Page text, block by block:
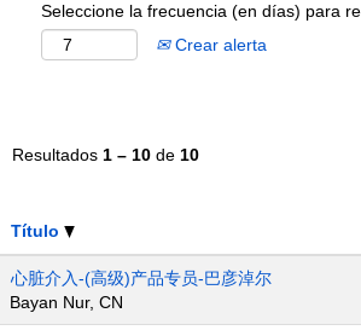
Seleccione la frecuencia (en días) para
Crear alerta
Resultados 1 – 10 de 10
Título
心脏介入-(高级)产品专员-巴彦淖尔
Bayan Nur, CN